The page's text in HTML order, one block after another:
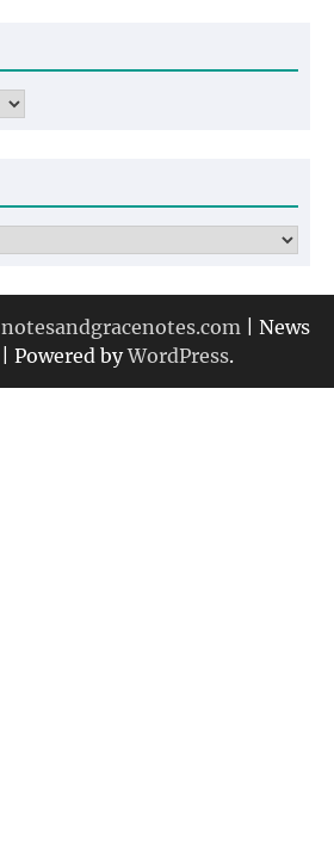
notesandgracenotes.com | News
| Powered byWordPress.